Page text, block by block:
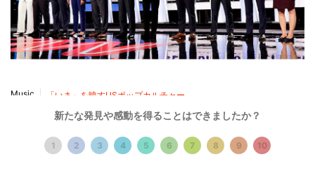
新たな発見や感動を得ることはできましたか？
1 2 3 4 5 6 7 8 9 10
Music 「いま」を映すUSポップカルチャー
The StrokesやD・グローヴァー…米大統領選候補
テキスト by 辰巳JUNK 編集：後藤美波（CINRA.NET編集部）